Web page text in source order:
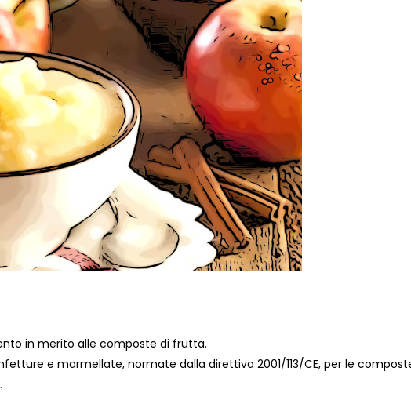
in merito alle composte di frutta.
e marmellate, normate dalla direttiva 2001/113/CE, per le